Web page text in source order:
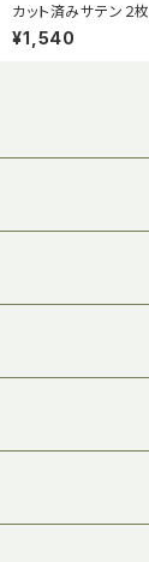
カット済みサテン２枚
【スクエア21x15】
¥1,540